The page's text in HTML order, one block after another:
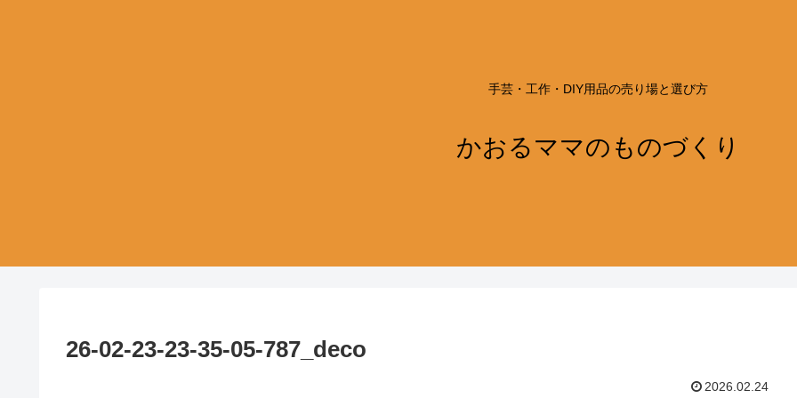
手芸・工作・DIY用品の売り場と選び方
かおるママのものづくり
26-02-23-23-35-05-787_deco
2026.02.24